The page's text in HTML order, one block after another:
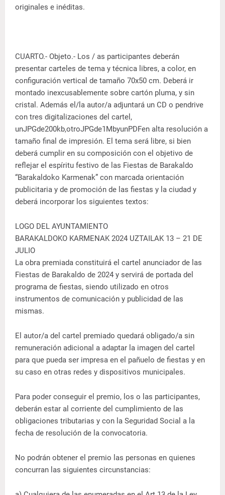
originales e inéditas.
CUARTO.- Objeto.- Los / as participantes deberán
presentar carteles de tema y técnica libres, a color, en
configuración vertical de tamaño 70x50 cm. Deberá ir
montado inexcusablemente sobre cartón pluma, y sin
cristal. Además el/la autor/a adjuntará un CD o pendrive
con tres digitalizaciones del cartel,
unJPGde200kb,otroJPGde1MbyunPDFen alta resolución a
tamaño final de impresión. El tema será libre, si bien
deberá cumplir en su composición con el objetivo de
reflejar el espíritu festivo de las Fiestas de Barakaldo
“Barakaldoko Karmenak” con marcada orientación
publicitaria y de promoción de las fiestas y la ciudad y
deberá incorporar los siguientes textos:
LOGO DEL AYUNTAMIENTO
BARAKALDOKO KARMENAK 2024 UZTAILAK 13 – 21 DE
JULIO
La obra premiada constituirá el cartel anunciador de las
Fiestas de Barakaldo de 2024 y servirá de portada del
programa de fiestas, siendo utilizado en otros
instrumentos de comunicación y publicidad de las
mismas.
El autor/a del cartel premiado quedará obligado/a sin
remuneración adicional a adaptar la imagen del cartel
para que pueda ser impresa en el pañuelo de fiestas y en
su caso en otras redes y dispositivos municipales.
Para poder conseguir el premio, los o las participantes,
deberán estar al corriente del cumplimiento de las
obligaciones tributarias y con la Seguridad Social a la
fecha de resolución de la convocatoria.
No podrán obtener el premio las personas en quienes
concurran las siguientes circunstancias: